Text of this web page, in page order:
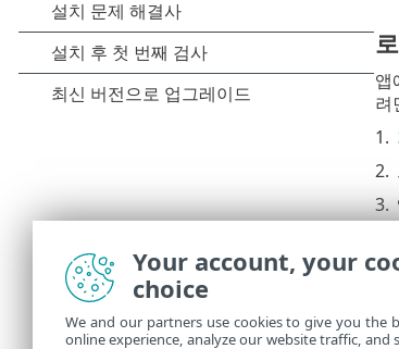
앱
려
1.
2.
3.
4.
Your account, your
choice
We and our partners use cookies to give you the
online experience, analyze our website traffic, and